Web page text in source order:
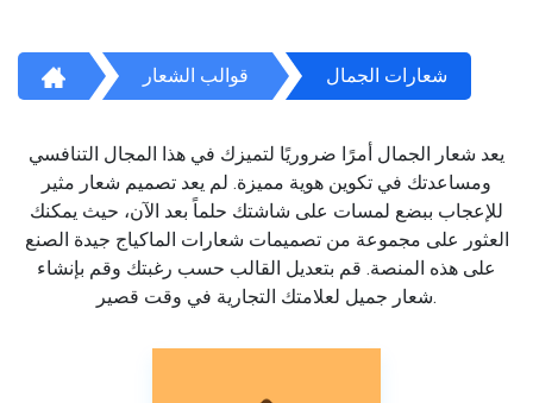
قوالب الشعار شعارات الجمال
يعد شعار الجمال أمرًا ضروريًا لتميزك في هذا المجال التنافسي
ومساعدتك في تكوين هوية مميزة. لم يعد تصميم شعار مثير
للإعجاب ببضع لمسات على شاشتك حلماً بعد الآن، حيث يمكنك
العثور على مجموعة من تصميمات شعارات الماكياج جيدة الصنع
على هذه المنصة. قم بتعديل القالب حسب رغبتك وقم بإنشاء
شعار جميل لعلامتك التجارية في وقت قصير.